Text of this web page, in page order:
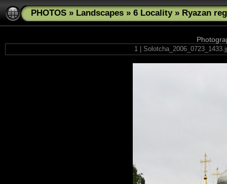
PHOTOS » Landscapes » 6 Locality» Ryazan
1 |